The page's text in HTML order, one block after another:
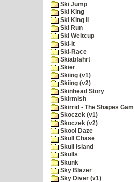
Ski Jump
Ski King
Ski King II
Ski Run
Ski Weltcup
Ski-It
Ski-Race
Skiabfahrt
Skier
Skiing (v1)
Skiing (v2)
Skinhead Story
Skirmish
Skirrid - The Shapes
Skoczek (v1)
Skoczek (v2)
Skool Daze
Skull Chase
Skull Island
Skulls
Skunk
Sky Blazer
Sky Diver (v1)